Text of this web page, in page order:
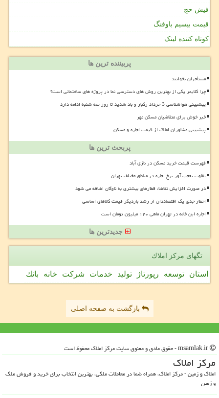
فیش حج
قیمت بیسیم باوفنگ
کوتاه کننده لینک
پربیننده ترین ها
مستأجران بخوانند
چرا کلایمر یکی از بهترین روش های دسترسی نما در پروژه های ساختمانی است؟
پیشبینی هواشناسی 3 خرداد رگبار و باد شدید تا روز سه شنبه ادامه دارد
خبر خوش برای متقاضیان مسکن مهر
پیشبینی مشاوران املاک از قیمت اجاره و مسکن
پربحث ترین ها
فهرست قیمت خرید مسکن در نازی آباد
تفاوت تعجب آور نرخ اجاره در مناطق مختلف تهران
در صورت افزایش تقاضا، قطارهای بیشتری به ناوگان اضافه می شود
اخطار جدی یک اقتصاددان از رشد باردیگر قیمت کالاهای اساسی
اجاره این خانه در تهران ماهی ۱۲۰ میلیون تومان است
جدیدترین ها
تگهای مركز املاك
استان توسعه رپورتاژ تولید خدمات شركت خانه بانك
بازگشت به صفحه اصلی
مركز املاك
املاک و زمین - مرکز املاک، همراه شما در معاملات ملکی، بهترین انتخاب برای خرید و فروش ملک
و زمین